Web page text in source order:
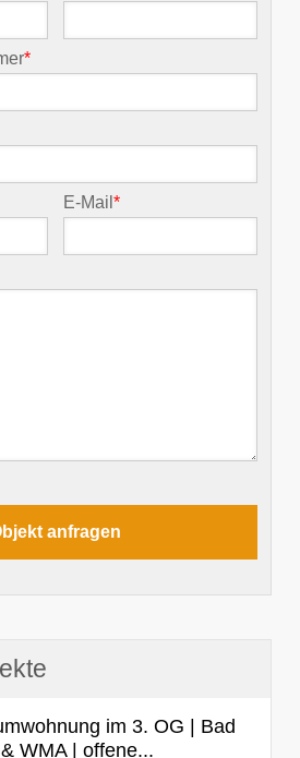
*
E-Mail*
im 3. OG | Bad
WMA | offene...